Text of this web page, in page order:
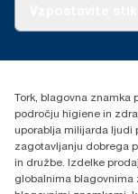
Essity
Budakeszi út
Tork, blagovna znamka
področju higiene in
uporablja milijarda ljudi
zagotavljanju dobrega
in družbe. Izdelke
globalnima blagovnima